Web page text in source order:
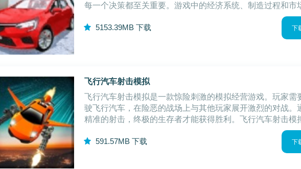
每一个决策都至关重要。游戏中的经济系统、制造过程和市
争等元素，都将考验你的策略与眼光。你需要灵活运用各种
源，不断提升公司的竞争力，最终目标是成
5153.39MB 下载 下
飞行汽车射击模拟
飞行汽车射击模拟是一款惊险刺激的模拟经营游戏。玩家需
驶飞行汽车，在险恶的战场上与其他玩家展开激烈的对战。
精准的射击，终极的生存者才能获得胜利。飞行汽车射击模
戏优势1.独特的飞行汽车设计：游戏中的飞行汽车不仅可以
面上行驶，还可以在空中飞行，提供多
591.57MB 下载 下